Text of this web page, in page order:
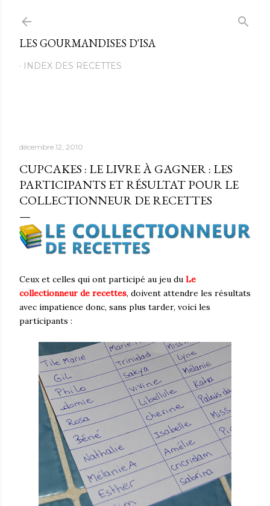
LES GOURMANDISES D'ISA
INDEX DES RECETTES
décembre 12, 2010
CUPCAKES : LE LIVRE À GAGNER : LES
PARTICIPANTS ET RÉSULTAT POUR LE
COLLECTIONNEUR DE RECETTES
Ceux et celles qui ont participé au jeu du Le
collectionneur de recettes, doivent attendre les résultats
avec impatience donc, sans plus tarder, voici les
participants :